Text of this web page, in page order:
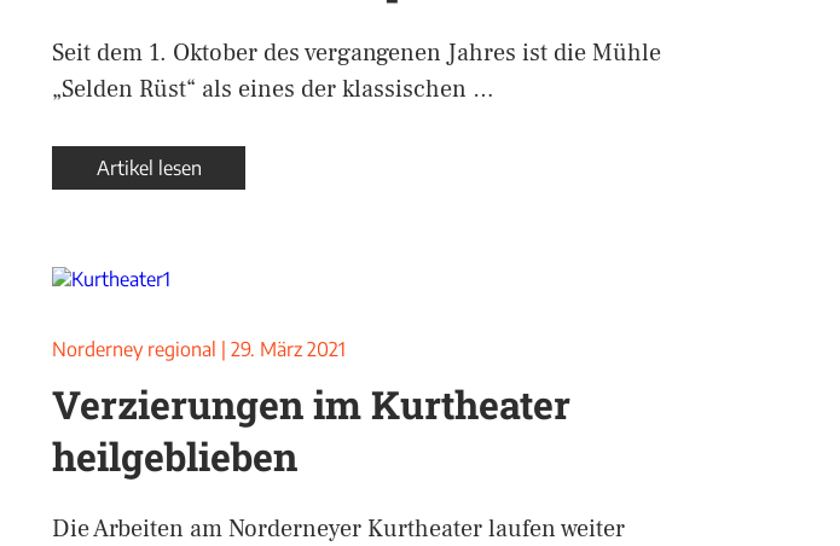
Seit dem 1. Oktober des vergangenen Jahres ist die Mühle
„Selden Rüst“ als eines der klassischen …
Artikel lesen
Norderney regional 29. März 2021
Verzierungen im Kurtheater
heilgeblieben
Die Arbeiten am Norderneyer Kurtheater laufen weiter